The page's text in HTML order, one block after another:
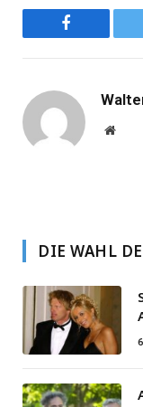
Facebook
DIE WAHL